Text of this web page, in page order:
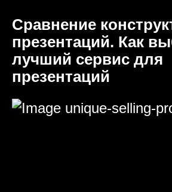
Сравнение
презентаций. Как
лучший сервис для
презентаций